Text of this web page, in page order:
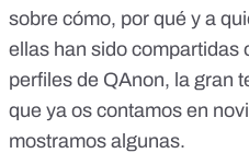
sobre cómo, por qué y a
ellas han sido compartidas
perfiles de QAnon, la gran
que ya os contamos en
mostramos algunas.